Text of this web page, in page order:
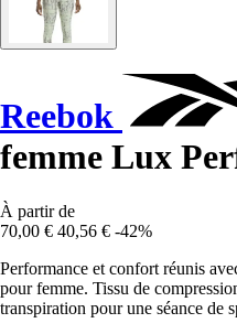
Reebok
femme Lux
À partir de
70,00 € 40,56 € -42%
Performance et confort réunis
pour femme. Tissu de
transpiration pour une séance de